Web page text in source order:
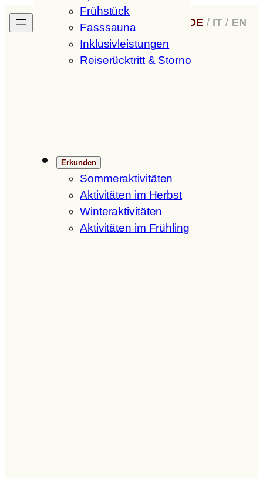
Zum
Inhalt
Frühstück
Fasssauna
Inklusivleistungen
Reiserücktritt & Storno
Erkunden
Sommeraktivitäten
Aktivitäten im Herbst
Winteraktivitäten
Aktivitäten im Frühling
H oferHof DE / IT / EN